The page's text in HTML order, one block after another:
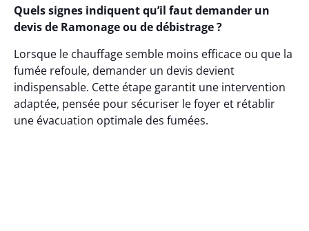
Quels signes indiquent qu’il faut demander un
devis de Ramonage ou de débistrage ?
Lorsque le chauffage semble moins efficace ou que la
fumée refoule, demander un devis devient
indispensable. Cette étape garantit une intervention
adaptée, pensée pour sécuriser le foyer et rétablir
une évacuation optimale des fumées.